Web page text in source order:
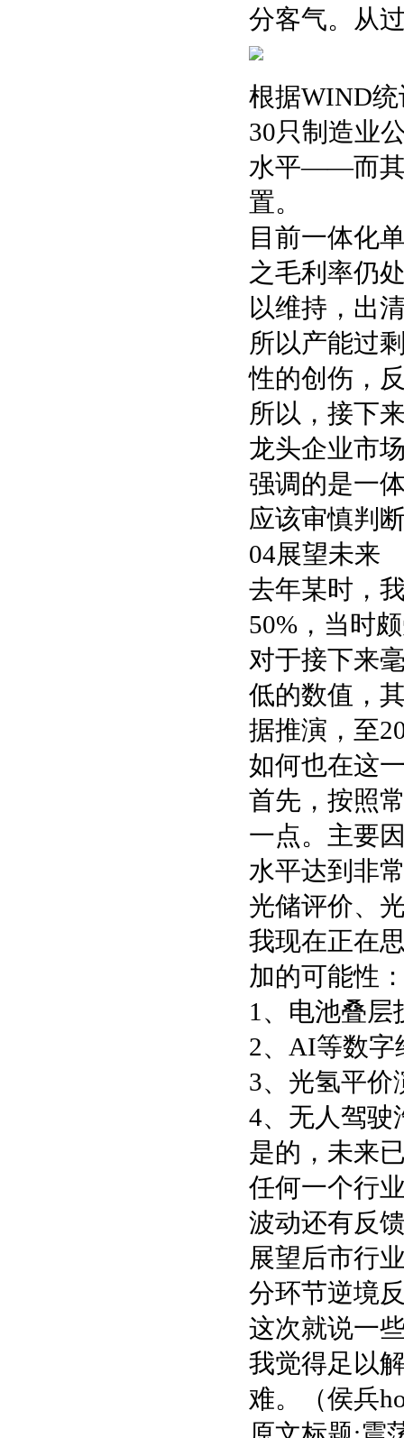
分客气。从
根据WIND
30只制造业
水平——而其
置。
目前一体化
之毛利率仍
以维持，出
所以产能过
性的创伤，
所以，接下
龙头企业市
强调的是一
应该审慎判
04展望未来
去年某时，
50%，当时
对于接下来
低的数值，
据推演，至
如何也在这
首先，按照
一点。主要
水平达到非
光储评价、
我现在正在
加的可能性
1、电池叠层
2、AI等数字
3、光氢平价
4、无人驾驶
是的，未来
任何一个行
波动还有反
展望后市行
分环节逆境
这次就说一
我觉得足以
难。（侯兵